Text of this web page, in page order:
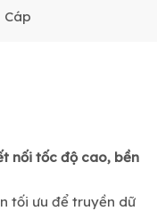
Cáp
nối tốc độ cao, bền
tối ưu để truyền dữ